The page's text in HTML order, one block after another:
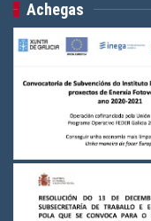
Achegas